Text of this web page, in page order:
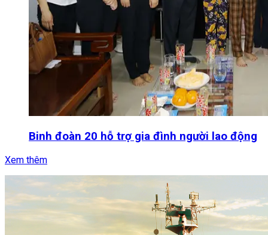
Binh đoàn 20 hỗ trợ gia đình người lao động
Xem thêm